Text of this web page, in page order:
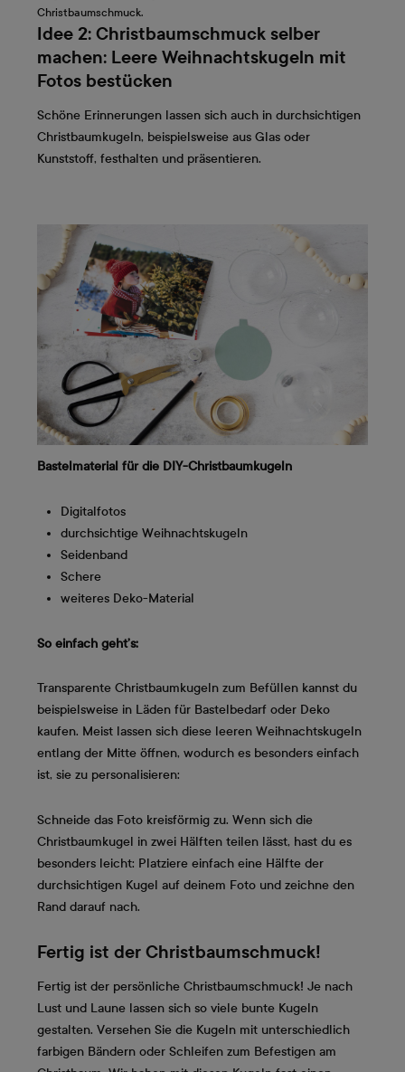
Christbaumschmuck.
Idee 2: Christbaumschmuck selber
machen: Leere Weihnachtskugeln mit
Fotos bestücken
Schöne Erinnerungen lassen sich auch in durchsichtigen
Christbaumkugeln, beispielsweise aus Glas oder
Kunststoff, festhalten und präsentieren.
Bastelmaterial für die DIY-Christbaumkugeln
Digitalfotos
durchsichtige Weihnachtskugeln
Seidenband
Schere
weiteres Deko-Material
So einfach geht’s:
Transparente Christbaumkugeln zum Befüllen kannst du
beispielsweise in Läden für Bastelbedarf oder Deko
kaufen. Meist lassen sich diese leeren Weihnachtskugeln
entlang der Mitte öffnen, wodurch es besonders einfach
ist, sie zu personalisieren:
Schneide das Foto kreisförmig zu. Wenn sich die
Christbaumkugel in zwei Hälften teilen lässt, hast du es
besonders leicht: Platziere einfach eine Hälfte der
durchsichtigen Kugel auf deinem Foto und zeichne den
Rand darauf nach.
Fertig ist der Christbaumschmuck!
Fertig ist der persönliche Christbaumschmuck! Je nach
Lust und Laune lassen sich so viele bunte Kugeln
gestalten. Versehen Sie die Kugeln mit unterschiedlich
farbigen Bändern oder Schleifen zum Befestigen am